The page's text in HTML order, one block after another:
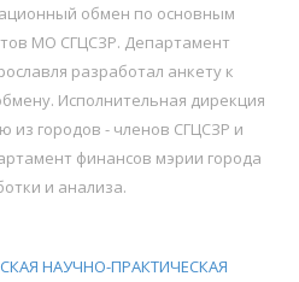
обмен по основным
МО СГЦСЗР. Департамент
разработал анкету к
Исполнительная дирекция
из городов - членов СГЦСЗР и
финансов мэрии города
и анализа.
НАУЧНО-ПРАКТИЧЕСКАЯ